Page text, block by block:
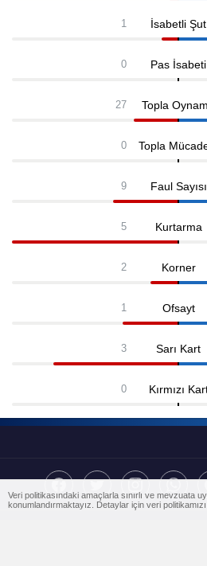
1 İsabetli Şut
0 Pas İsabeti
27 Topla
0 Topla
9 Faul Sayısı
5 Kurtarma
2 Korner
1 Ofsayt
3 Sarı Kart
0 Kırmızı
Veri politikasındaki amaçlarla sınırlı ve mevzuata
konumlandırmaktayız. Detaylar için veri